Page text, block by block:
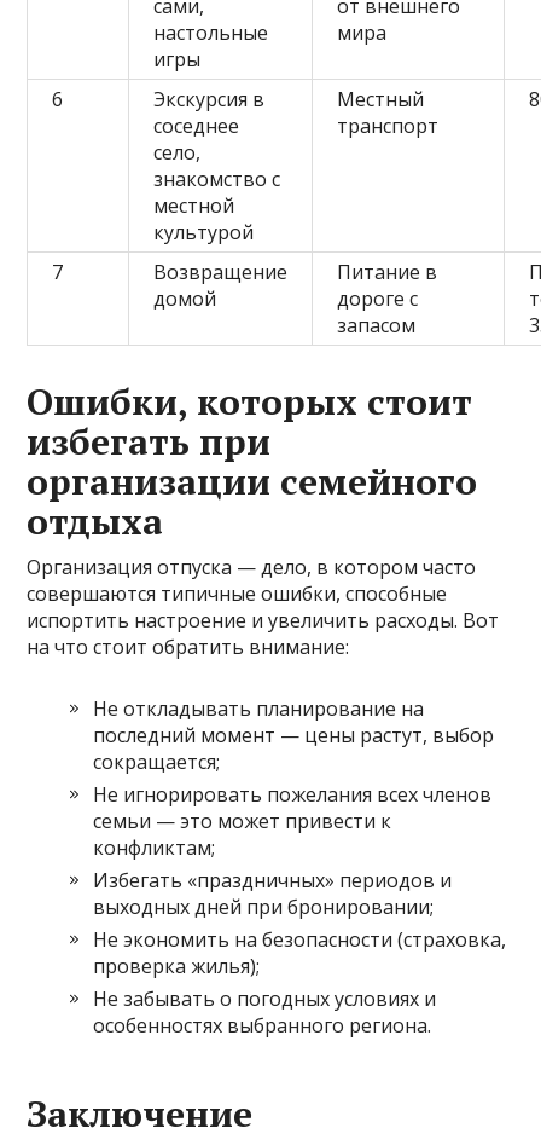
сами,
настольные
игры
от внешнего
мира
6
Экскурсия в
соседнее
село,
знакомство с
местной
культурой
Местный
транспорт
7
Возвращение
домой
Питание в
дороге с
запасом
Ошибки, которых стоит
избегать при
организации семейного
отдыха
Организация отпуска — дело, в котором часто
совершаются типичные ошибки, способные
испортить настроение и увеличить расходы. Вот
на что стоит обратить внимание:
Не откладывать планирование на
последний момент — цены растут, выбор
сокращается;
Не игнорировать пожелания всех членов
семьи — это может привести к
конфликтам;
Избегать «праздничных» периодов и
выходных дней при бронировании;
Не экономить на безопасности (страховка,
проверка жилья);
Не забывать о погодных условиях и
особенностях выбранного региона.
Заключение